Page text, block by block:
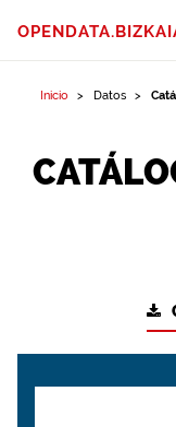
Inicio Datos